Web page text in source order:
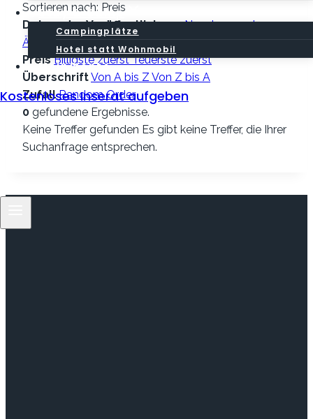
Stay & Camp
Campingplätze
Hotel statt Wohnmobil
Mein Konto
Kostenloses Inserat aufgeben
Sortieren nach: Preis
Datum der Veröffentlichung Neuste zuerst
Älteste zuerst
Preis Billigste zuerstTeuerste zuerst
ÜberschriftVon A bis Z Von Z bis A
Zufall Random Order
0 gefundene Ergebnisse.
Keine Treffer gefunden Es gibt keine Treffer, die Ihrer
Suchanfrage entsprechen.